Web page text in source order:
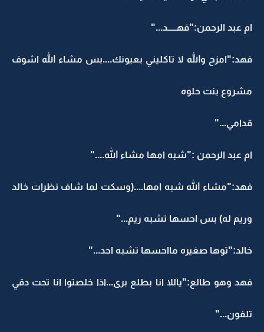
ام عبد الرحمن:"فهـــــد..."
فهد:"امزح والله لا تاكليني بعيونك....بس مشاء الله اشوف
مشروع بنت حلوه
قدامي..."
ام عبد الرحمن :"شبه امها مشاء الله...."
فهد:"مشاء الله شبه امها....(وسكت لما شاف نظرات خالد
وريم له) بس احسها تشبه ريم..."
خالد:"توها صغيره مااحسها تشبه احد..."
فهد وهو طالع:"ياللا انا بطلع برى...اذا خلصتوا انا تحت دقي
تلفون..."